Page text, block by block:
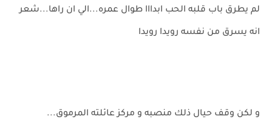
لم يطرق باب قلبه الحب ابدااا طوال عمره...الي ان راها...شعر
انه يسرق من نفسه رويدا رويدا
و لكن وقف حيال ذلك منصبه و مركز عائلته المرموق...